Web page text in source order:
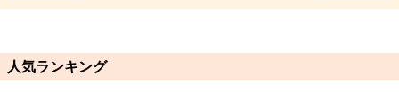
人気ランキング